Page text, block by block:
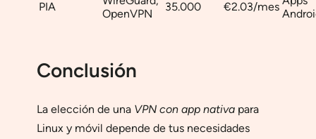
PIA
OpenVPN
35.000 €2.03/mes
Conclusión
La elección de una VPN con app nativa para
Linux y móvil depende de tus necesidades